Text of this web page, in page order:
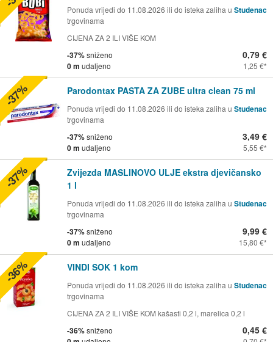
Ponuda vrijedi do 11.08.2026 ili do isteka zaliha u Studenac
trgovinama
CIJENA ZA 2 ILI VIŠE KOM
-37%sniženo
0 m udaljeno
0,79 €
1,25 €
Parodontax PASTA ZA ZUBE ultra clean 75 ml
Ponuda vrijedi do 11.08.2026 ili do isteka zaliha u Studenac
trgovinama
-37%sniženo
0 m udaljeno
3,49 €
5,55 €
-37%
Zvijezda MASLINOVO ULJE ekstra djevičansko
1 l
Ponuda vrijedi do 11.08.2026 ili do isteka zaliha u Studenac
trgovinama
-37%sniženo
0 m udaljeno
9,99 €
15,80 €
-37%
VINDI SOK 1 kom
Ponuda vrijedi do 11.08.2026 ili do isteka zaliha u Studenac
trgovinama
CIJENA ZA 2 ILI VIŠE KOM kašasti 0,2 l, marelica 0,2 l
-36%sniženo 0,45 €
-36%